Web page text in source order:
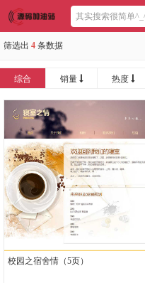
筛选出 4 条数据
综合 销量 热度
校园之宿舍情（5页）